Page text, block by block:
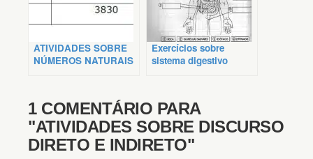
ATIVIDADES SOBRE
NÚMEROS NATURAIS
Exercícios sobre
sistema digestivo
1 COMENTÁRIO PARA
"ATIVIDADES SOBRE DISCURSO
DIRETO E INDIRETO"